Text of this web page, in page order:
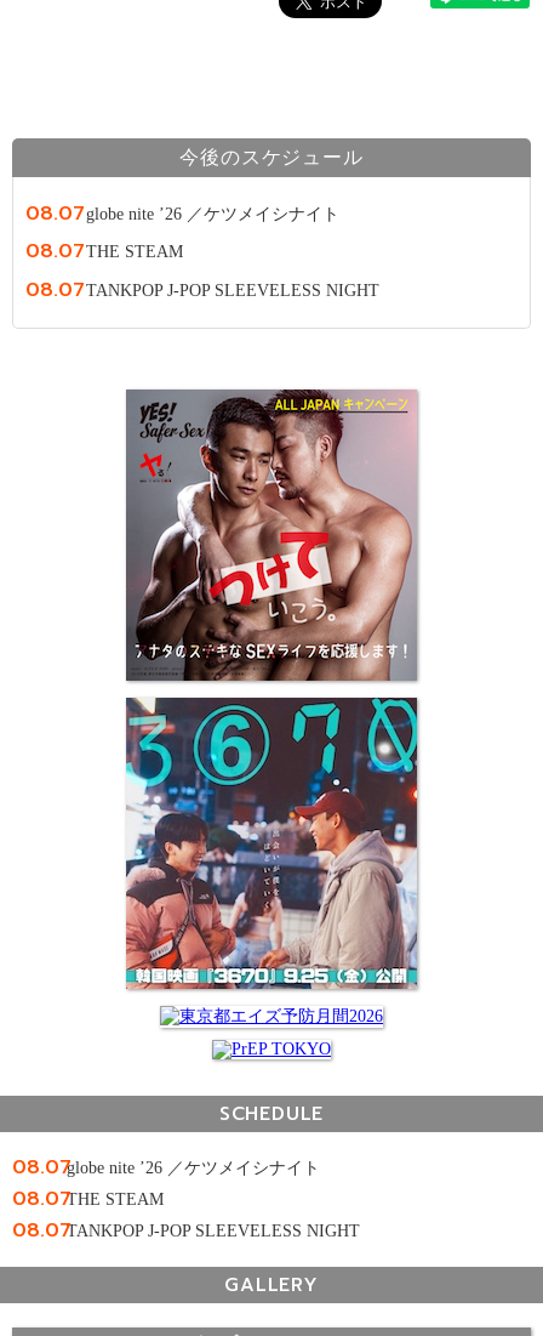
今後のスケジュール
08.07globe nite ’26 ／ケツメイシナイト
08.07THE STEAM
08.07TANKPOP J-POP SLEEVELESS NIGHT
SCHEDULE
08.07globe nite ’26 ／ケツメイシナイト
08.07THE STEAM
08.07TANKPOP J-POP SLEEVELESS NIGHT
GALLERY